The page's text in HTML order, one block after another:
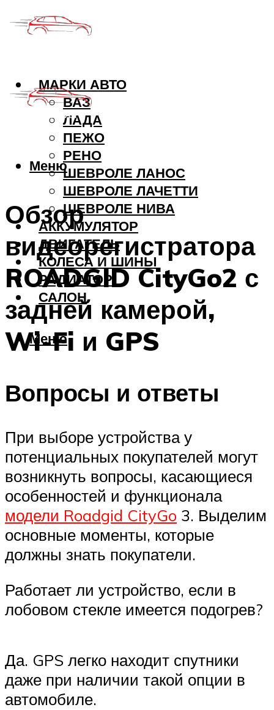
МАРКИ АВТО
ВАЗ
ЛАДА
ПЕЖО
РЕНО
ШЕВРОЛЕ ЛАНОС
ШЕВРОЛЕ ЛАЧЕТТИ
ШЕВРОЛЕ НИВА
АККУМУЛЯТОР
ДВИГАТЕЛЬ
КОЛЕСА И ШИНЫ
РАДИАТОР
САЛОН
Меню
Меню
Обзор
видеорегистратора
ROADGID CityGo2 с
задней камерой,
Wi-Fi и GPS
Вопросы и ответы
При выборе устройства у
потенциальных покупателей могут
возникнуть вопросы, касающиеся
особенностей и функционала
модели Roadgid CityGo 3. Выделим
основные моменты, которые
должны знать покупатели.
Работает ли устройство, если в
лобовом стекле имеется подогрев?
Да. GPS легко находит спутники
даже при наличии такой опции в
автомобиле.